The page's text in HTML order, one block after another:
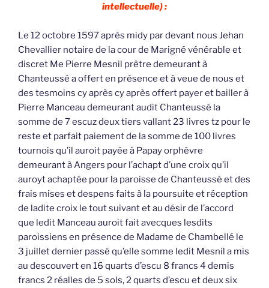
intellectuelle) :
Le 12 octobre 1597 après midy par devant nous Jehan
Chevallier notaire de la cour de Marigné vénérable et
discret Me Pierre Mesnil prêtre demeurant à
Chanteussé a offert en présence et à veue de nous et
des tesmoins cy après cy après offert payer et bailler à
Pierre Manceau demeurant audit Chanteussé la
somme de 7 escuz deux tiers vallant 23 livres tz pour le
reste et parfait paiement de la somme de 100 livres
tournois qu’il auroit payée à Papay orphèvre
demeurant à Angers pour l’achapt d’une croix qu’il
auroyt achaptée pour la paroisse de Chanteussé et des
frais mises et despens faits à la poursuite et réception
de ladite croix le tout suivant et au désir de l’accord
que ledit Manceau auroit fait avecques lesdits
paroissiens en présence de Madame de Chambellé le
3 juillet dernier passé qu’elle somme ledit Mesnil a mis
au descouvert en 16 quarts d’escu 8 francs 4 demis
francs 2 réalles de 5 sols, 2 quarts d’escu et deux six